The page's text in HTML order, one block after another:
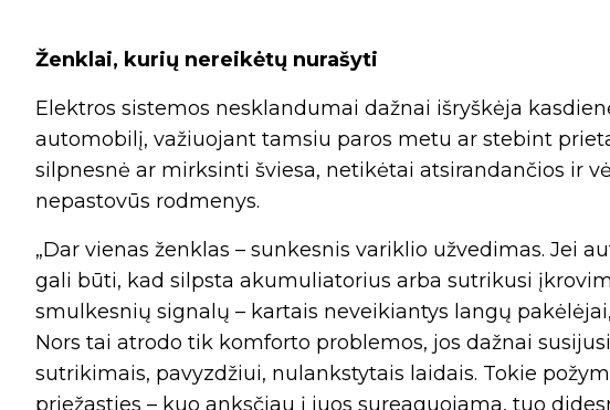
Ženklai, kurių nereikėtų nurašyti
Elektros sistemos nesklandumai dažnai išryškėja
automobilį, važiuojant tamsiu paros metu ar stebint
silpnesnė ar mirksinti šviesa, netikėtai atsirandančios ir
nepastovūs rodmenys.
„Dar vienas ženklas – sunkesnis variklio užvedimas. Jei
gali būti, kad silpsta akumuliatorius arba sutrikusi
smulkesnių signalų – kartais neveikiantys langų
Nors tai atrodo tik komforto problemos, jos dažnai
sutrikimais, pavyzdžiui, nulankstytais laidais. Tokie
priežasties – kuo anksčiau į juos sureaguojama, tuo